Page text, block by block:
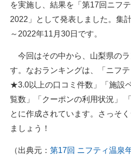
スマホと通信の最新トレンド
進化するPCとデバイスの未来
好きが集まる 比べて選べる
ビジネスと働き方のヒント
企業ITのトレンドを詳説
を実施し、結果を「第17回ニフ
2022」として発表しました。集
～2022年11月30日です。
今回はその中から、山梨県のラ
す。なおランキングは、「ニフ
★3.0以上の口コミ件数」「施設
覧数」「クーポンの利用状況」
とに作成されています。さっそ
ましょう！
（出典元： 第17回 ニフティ温泉